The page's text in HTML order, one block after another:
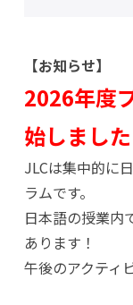
【お知らせ】
2026年度
始しました
JLCは集中的に
ラムです。
日本語の授業内
あります！
午後のアクティ